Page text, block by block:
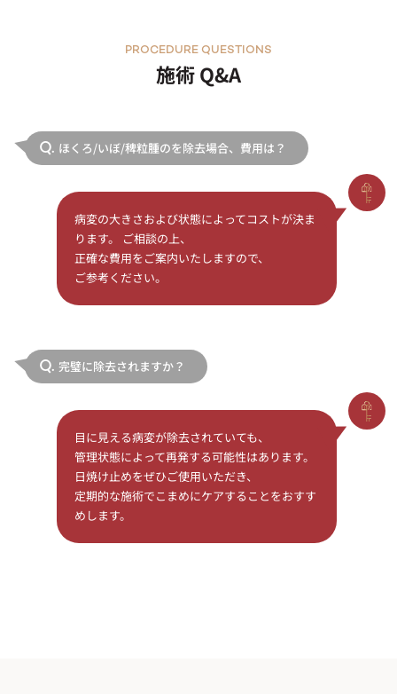
施術 Q&A
PROCEDURE QUESTIONS
Q. ほくろ/いぼ/稗粒腫のを除去場合、費用は？
病変の大きさおよび状態によってコストが決ま
ります。 ご相談の上、
正確な費用をご案内いたしますので、
ご参考ください。
Q. 完璧に除去されますか？
目に見える病変が除去されていても、
管理状態によって再発する可能性はあります。
日焼け止めをぜひご使用いただき、
定期的な施術でこまめにケアすることをおすす
めします。